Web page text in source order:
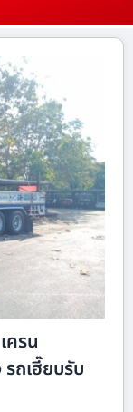
ครน
ถเฮี๊ยบรับ